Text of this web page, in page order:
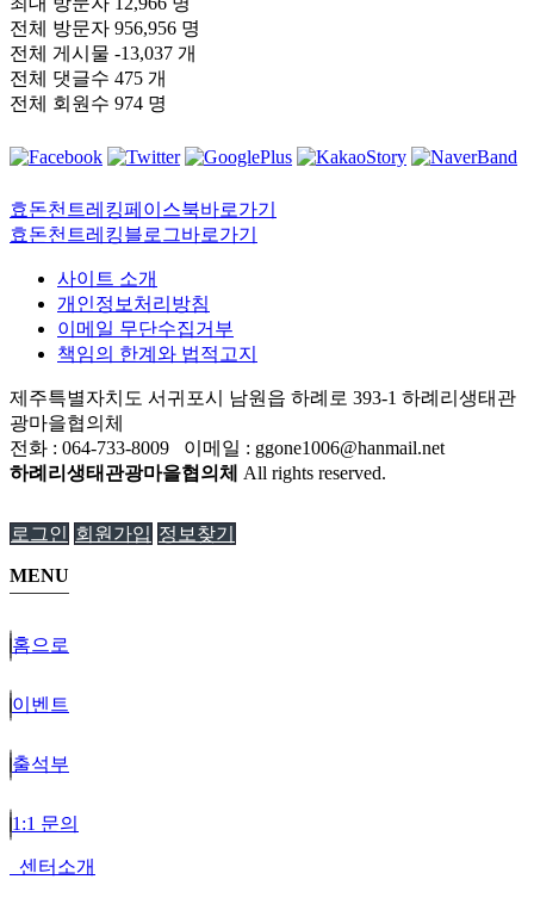
전체 방문자 956,956 명
전체 게시물 -13,037 개
전체 댓글수 475 개
전체 회원수 974 명
효돈천트레킹페이스북바로가기
효돈천트레킹블로그바로가기
사이트 소개
개인정보처리방침
이메일 무단수집거부
책임의 한계와 법적고지
제주특별자치도 서귀포시 남원읍 하례로 393-1 하례리생태관
광마을협의체
전화 : 064-733-8009 이메일 : ggone1006@hanmail.net
하례리생태관광마을협의체 All rights reserved.
로그인 회원가입 정보찾기
MENU
홈으로
이벤트
출석부
1:1 문의
센터소개